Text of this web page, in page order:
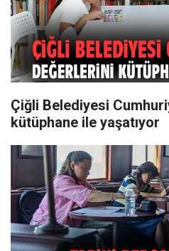
Çiğli Belediyesi
kütüphane ile yaşatıyor